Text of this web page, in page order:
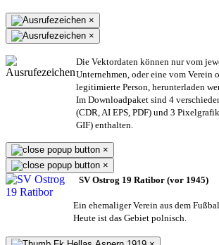
×
×
Die Vektordaten können nur vom
Unternehmen, oder eine vom Verein
legitimierte Person, herunterladen
Im Downloadpaket sind 4
(CDR, AI EPS, PDF) und 3
GIF) enthalten.
×
×
SV Ostrog 19 Ratibor (vor 1945)
Ein ehemaliger Verein aus dem
Heute ist das Gebiet polnisch.